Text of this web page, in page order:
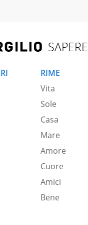
SAPERE
RIME
Vita
Sole
Casa
Mare
Amore
Cuore
Amici
Bene